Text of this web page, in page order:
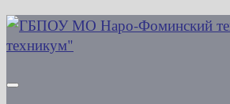
Перейти
к